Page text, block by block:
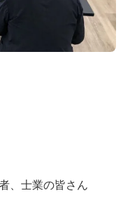
、士業の皆さん